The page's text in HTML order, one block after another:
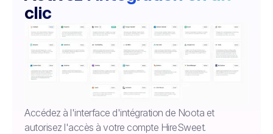
clic
Accédez à l'interface d'intégration de Noota et
autorisez l'accès à votre compte HireSweet.